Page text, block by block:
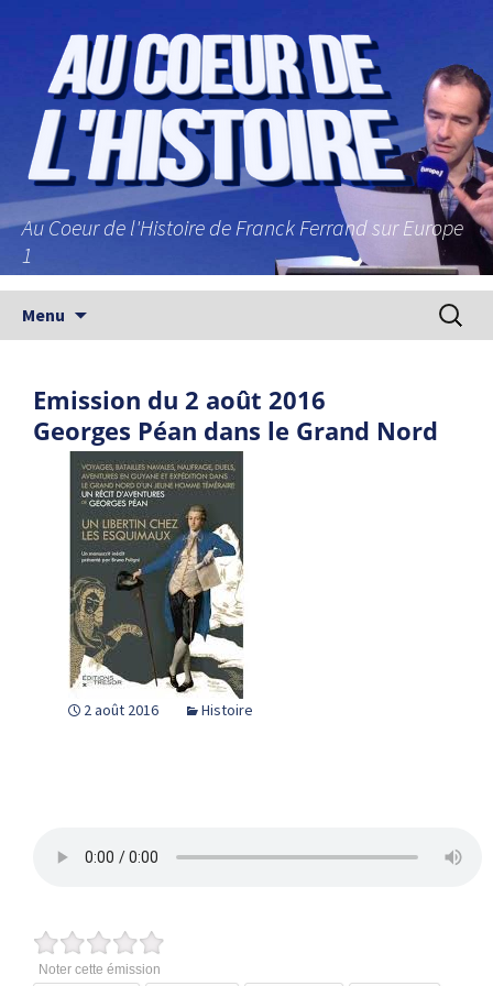
Au Coeur de l'Histoire de Franck Ferrand sur Europe
1
Menu
Emission du 2 août 2016
Georges Péan dans le Grand Nord
2 août 2016 Histoire
Noter cette émission